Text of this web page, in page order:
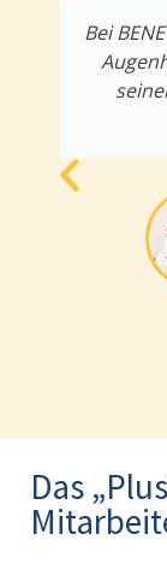
Bei
Das